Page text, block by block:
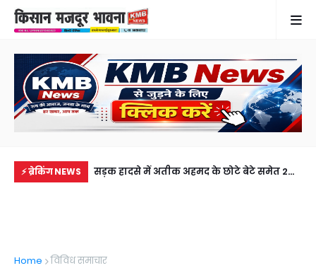
⚡ ब्रेकिंग NEWS
में से नहीं पहुंची एक
सड़क हादसे में अतीक अहमद के छोटे बेटे समेत 2
Home विविध समाचार